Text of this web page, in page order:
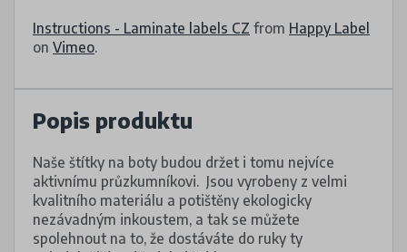
Instructions - Laminate labels CZ from Happy Label
on Vimeo.
Popis produktu
Naše štítky na boty budou držet i tomu nejvíce
aktivnímu průzkumníkovi. Jsou vyrobeny z velmi
kvalitního materiálu a potištěny ekologicky
nezávadným inkoustem, a tak se můžete
spolehnout na to, že dostáváte do ruky ty